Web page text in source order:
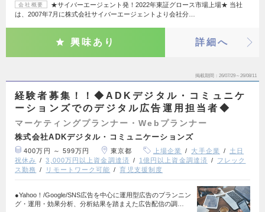
会社概要
★サイバーエージェント発！2022年東証グロース市場上場★ 当社
は、2007年7月に株式会社サイバーエージェントより会社分…
興味あり 詳細へ
掲載期間 26/07/29～26/08/11
経験者募集！！◆ADKデジタル・コミュニケ
ーションズでのデジタル広告運用担当者◆
マーケティングプランナー・Webプランナー
株式会社ADKデジタル・コミュニケーションズ
400万円 ～ 599万円 東京都 上場企業 大手企業
土日
祝休み
3,000万円以上資金調達済 1億円以上資金調達済
フレック
ス勤務
リモートワーク可能 育児支援制度
●Yahoo！/Google/SNS広告を中心に運用型広告のプランニン
グ・運用・効果分析、分析結果を踏まえた広告配信の調…